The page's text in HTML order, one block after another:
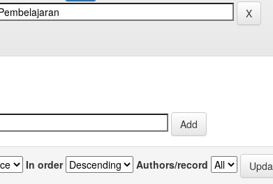
In order Authors/record